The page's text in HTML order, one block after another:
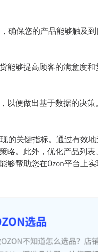
确保您的产品能够触及
能够提高顾客的满意度
以便做出基于数据的决
的关键指标。通过有效
略。此外，优化产品列
帮助您在Ozon平台上